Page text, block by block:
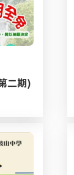
二期)